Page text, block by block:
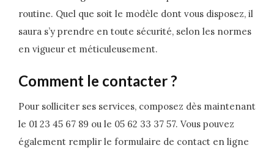
routine. Quel que soit le modèle dont vous disposez, il
saura s’y prendre en toute sécurité, selon les normes
en vigueur et méticuleusement.
Comment le contacter ?
Pour solliciter ses services, composez dès maintenant
le 01 23 45 67 89 ou le 05 62 33 37 57. Vous pouvez
également remplir le formulaire de contact en ligne